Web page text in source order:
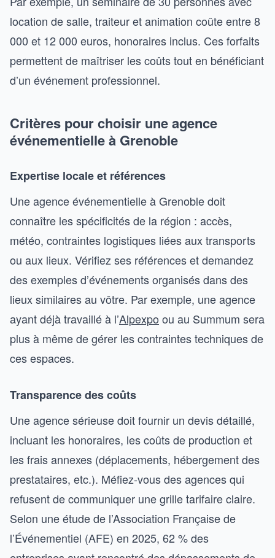
location de salle, traiteur et animation coûte entre 8
000 et 12 000 euros, honoraires inclus. Ces forfaits
permettent de maîtriser les coûts tout en bénéficiant
d’un événement professionnel.
Critères pour choisir une agence
événementielle à Grenoble
Expertise locale et références
Une agence événementielle à Grenoble doit
connaître les spécificités de la région : accès,
météo, contraintes logistiques liées aux transports
ou aux lieux. Vérifiez ses références et demandez
des exemples d’événements organisés dans des
lieux similaires au vôtre. Par exemple, une agence
ayant déjà travaillé à l’Alpexpo ou au Summum sera
plus à même de gérer les contraintes techniques de
ces espaces.
Transparence des coûts
Une agence sérieuse doit fournir un devis détaillé,
incluant les honoraires, les coûts de production et
les frais annexes (déplacements, hébergement des
prestataires, etc.). Méfiez-vous des agences qui
refusent de communiquer une grille tarifaire claire.
Selon une étude de l’Association Française de
l’Événementiel (AFE) en 2025, 62 % des